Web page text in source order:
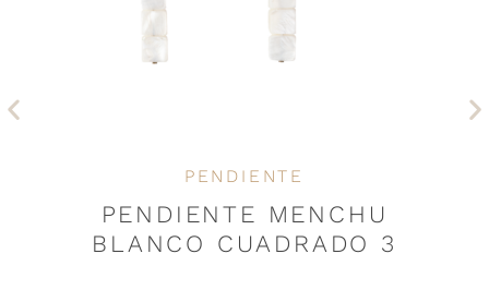
PENDIENTE
PENDIENTE MENCHU
BLANCO CUADRADO 3
Anterior